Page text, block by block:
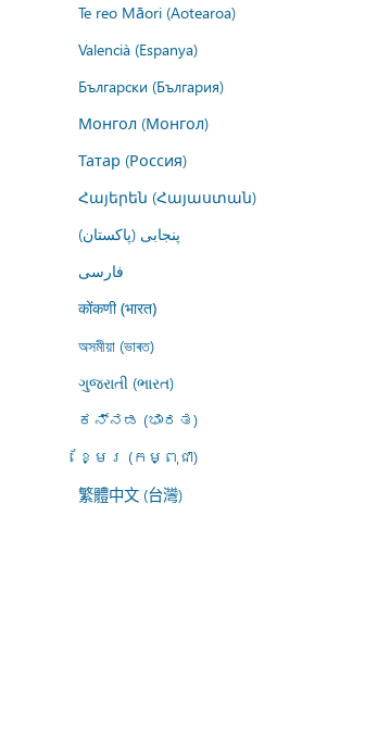
Te reo Māori (Aotearoa)
Valencià (Espanya)
Български (България)
Монгол (Монгол)
Татар (Россия)
Հայերեն (Հայաստան)
پنجابی (پاکستان)
فارسى
कोंकणी (भारत)
অসমীয়া (ভাৰত)
ગુજરાતી (ભારત)
ಕನ್ನಡ (ಭಾರತ)
ខ្មែរ (កម្ពុជា)
繁體中文 (台灣)